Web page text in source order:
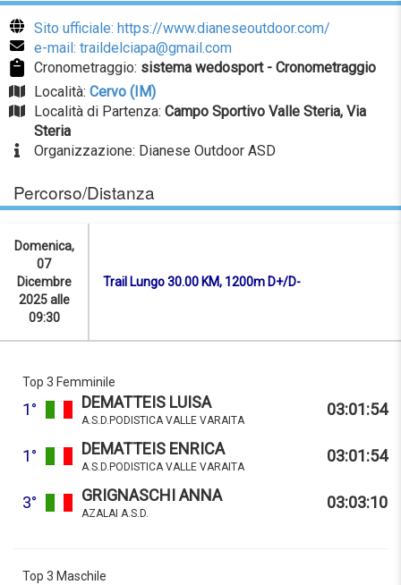
Sito ufficiale: https://www.dianeseoutdoor.com/
e-mail: traildelciapa@gmail.com
Cronometraggio: sistema wedosport - Cronometraggio
Località: Cervo (IM)
Località di Partenza: Campo Sportivo Valle Steria, Via
Steria
Organizzazione: Dianese Outdoor ASD
Percorso/Distanza
Domenica,
07
Dicembre
2025 alle
09:30
Trail Lungo 30.00 KM, 1200m D+/D-
Top 3 Femminile
1° DEMATTEIS LUISA
A.S.D.PODISTICA VALLE VARAITA
03:01:54
1° DEMATTEIS ENRICA
A.S.D.PODISTICA VALLE VARAITA
03:01:54
3° GRIGNASCHI ANNA
AZALAI A.S.D.
03:03:10
Top 3 Maschile